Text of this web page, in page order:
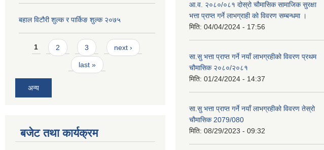
बहाल विटौरी शुल्क र पार्किङ शुल्क २०७५
Pages
1 2 3 next ›
last »
अन्य
बजेट तथा कार्यक्रम
आ.व. २०८०/०८१ दोस्रो चौमासिक सामाजिक सुरक्षा
भत्ता प्राप्त गर्ने लाभग्राही को विवरण सम्बन्धमा ।
मिति: 04/04/2024 - 17:56
सा.सु भत्ता प्राप्त गर्ने नयाँ लाभग्रहीको विवरण प्रथम
चौमासिक २०८०/२०८१
मिति: 01/24/2024 - 14:37
सा.सु भत्ता प्राप्त गर्ने नयाँ लाभग्रहीको विवरण तेस्रो
चौमासिक 2079/080
मिति: 08/29/2023 - 09:32